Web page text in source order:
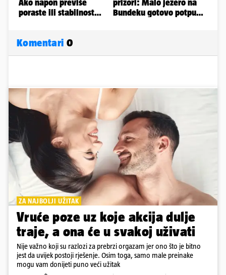
Komentari 0
ZA NAJBOLJI UŽITAK
Vruće poze uz koje akcija dulje
traje, a ona će u svakoj uživati
Nije važno koji su razlozi za prebrzi orgazam jer ono što je bitno
jest da uvijek postoji rješenje. Osim toga, samo male preinake
mogu vam donijeti puno veći užitak